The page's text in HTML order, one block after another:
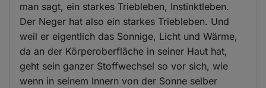
man sagt, ein starkes Triebleben, Instinktleben.
Der Neger hat also ein starkes Triebleben. Und
weil er eigentlich das Sonnige, Licht und Wärme,
da an der Körperoberfläche in seiner Haut hat,
geht sein ganzer Stoffwechsel so vor sich, wie
wenn in seinem Innern von der Sonne selber